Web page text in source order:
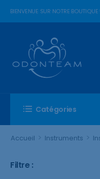
BIENVENUE SUR NOTRE BOUTIQUE !
Catégories
Accueil > Instruments >
Filtre :